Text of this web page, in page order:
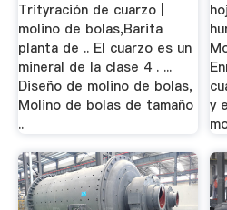
Trityración de cuarzo |
molino de bolas,Barita
planta de .. El cuarzo es un
mineral de la clase 4 . ...
Diseño de molino de bolas,
Molino de bolas de tamaño
..
y